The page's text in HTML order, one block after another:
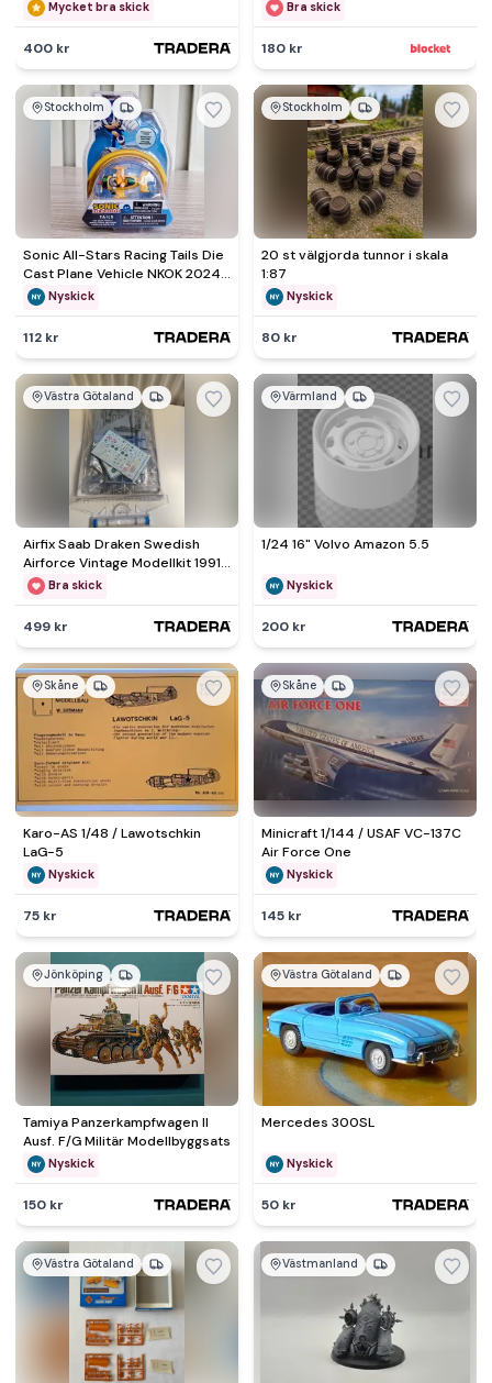
Mycket bra skick
400 kr
Bra skick
180 kr
Stockholm
Sonic All-Stars Racing Tails Die
Cast Plane Vehicle NKOK 2024
SealedNyskick
112 kr
Stockholm
20 st välgjorda tunnor i skala
1:87
Nyskick
80 kr
Västra Götaland
Airfix Saab Draken Swedish
Airforce Vintage Modellkit 1991
Samlarobjekt
Bra skick
499 kr
Värmland
1/24 16" Volvo Amazon 5.5
Nyskick
200 kr
Skåne
Karo-AS 1/48 / Lawotschkin
LaG-5
Nyskick
75 kr
Skåne
Minicraft 1/144 / USAF VC-137C
Air Force One
Nyskick
145 kr
Jönköping
Tamiya Panzerkampfwagen II
Ausf. F/G Militär Modellbyggsats
Nyskick
150 kr
Västra Götaland
Mercedes 300SL
Nyskick
50 kr
Västra Götaland Västmanland